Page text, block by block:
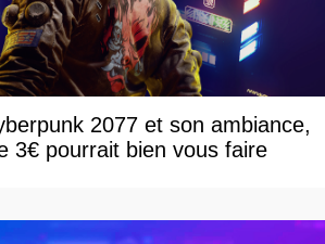
2077 et son ambiance,
3€ pourrait bien vous faire